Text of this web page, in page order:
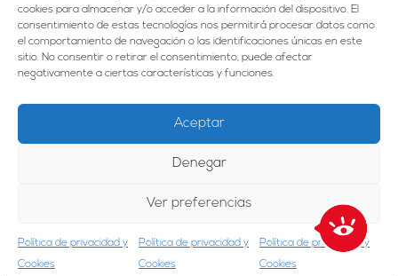
cookies para almacenar y/o acceder a la información del dispositivo. El
consentimiento de estas tecnologías nos permitirá procesar datos como
el comportamiento de navegación o las identificaciones únicas en este
sitio. No consentir o retirar el consentimiento, puede afectar
negativamente a ciertas características y funciones.
Aceptar
Denegar
Ver preferencias
Política de privacidad y
Cookies
Política de privacidad y
Cookies
Política de privacidad y
Cookies